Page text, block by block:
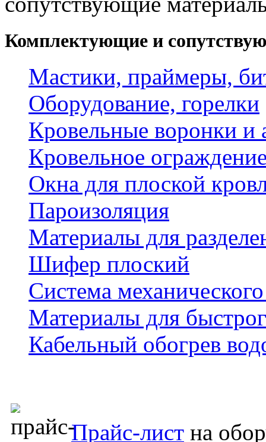
Комплектующие и
Мастики, праймеры,
Оборудование, горелки
Кровельные воронки и
Кровельное
Окна для плоской
Пароизоляция
Материалы для
Шифер плоский
Система
Материалы для
Кабельный обогрев
Прайс-лист на